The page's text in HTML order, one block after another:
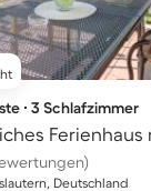
∙ 3 Schlafzimmer
Deutschland